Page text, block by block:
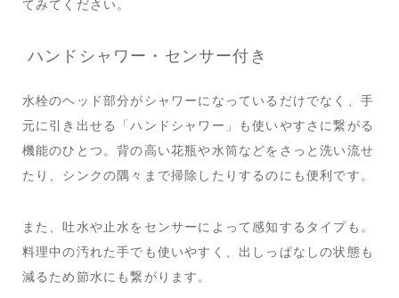
てみてください。
ハンドシャワー・センサー付き
水栓のヘッド部分がシャワーになっているだけでなく、手
元に引き出せる「ハンドシャワー」も使いやすさに繋がる
機能のひとつ。背の高い花瓶や水筒などをさっと洗い流せ
たり、シンクの隅々まで掃除したりするのにも便利です。
また、吐水や止水をセンサーによって感知するタイプも。
料理中の汚れた手でも使いやすく、出しっぱなしの状態も
減るため節水にも繋がります。